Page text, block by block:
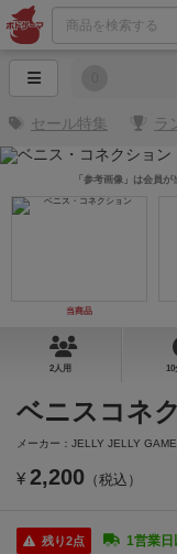
セール特集 ラ
当商品
「参考画像」は会員
2人用 10
ベニスコネ
メーカー：JELLY JELLY
¥ 2,200 （税込）
残り2点
1営業日